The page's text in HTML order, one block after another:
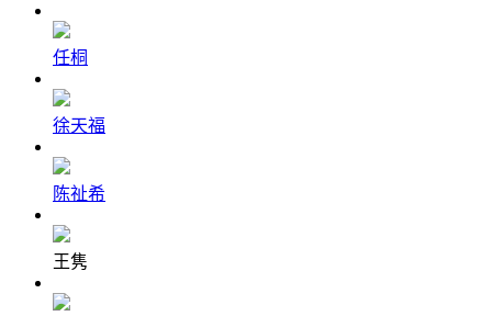
任桐
徐天福
陈祉希
王隽